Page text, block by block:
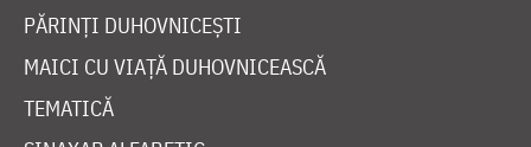
PĂRINȚI DUHOVNICEȘTI
MAICI CU VIAȚĂ DUHOVNICEASCĂ
TEMATICĂ